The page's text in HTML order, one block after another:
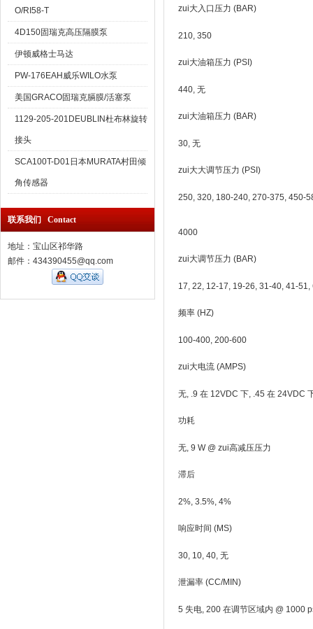
O/RI58-T
4D150固瑞克高压隔膜泵
伊顿威格士马达
PW-176EAH威乐WILO水泵
美国GRACO固瑞克膈膜/活塞泵
1129-205-201DEUBLIN杜布林旋转
接头
SCA100T-D01日本MURATA村田倾
角传感器
联系我们 Contact
地址：宝山区祁华路
邮件：434390455@qq.com
zui大入口压力 (BAR)
210, 350
zui大油箱压力 (PSI)
440, 无
zui大油箱压力 (BAR)
30, 无
zui大大调节压力 (PSI)
250, 320, 180-240, 270-375, 450-
4000
zui大调节压力 (BAR)
17, 22, 12-17, 19-26, 31-40, 41-
频率 (HZ)
100-400, 200-600
zui大电流 (AMPS)
无, .9 在 12VDC 下, .45 在 24VDC
功耗
无, 9 W @ zui高减压压力
滞后
2%, 3.5%, 4%
响应时间 (MS)
30, 10, 40, 无
泄漏率 (CC/MIN)
5 失电, 200 在调节区域内 @ 1000